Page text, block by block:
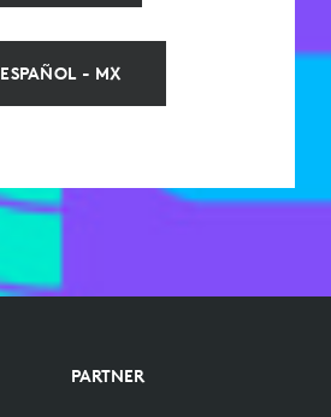
ESPAÑOL - MX
PARTNER